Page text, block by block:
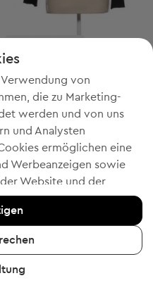
Qed London
Damen Strickjacke
€ 7,99
€ 59,00 (-86%)
2
Verwendung von
die zu Marketing-
werden und von uns
und Analysten
ermöglichen eine
Werbeanzeigen sowie
Website und der
uns helfen, Ihnen
könnten. Wenn Sie
Sie dies bitte, indem Sie
zu" klicken.
klicken Sie bitte